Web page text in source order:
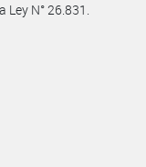
N° 26.831.